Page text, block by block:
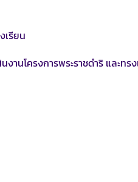
เรียน
านโครงการพระราชดำริ และทร